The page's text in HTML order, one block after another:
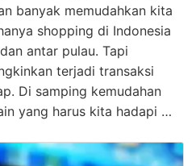
banyak memudahkan kita
shopping di Indonesia
antar pulau. Tapi
terjadi transaksi
Di samping kemudahan
yang harus kita hadapi …